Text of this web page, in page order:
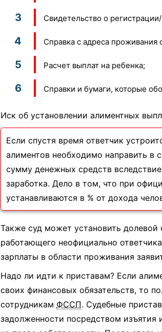
Свидетельство о
Справка с адреса проживания
Расчет выплат на ребенка;
Справки и бумаги, которые
Иск об установлении алиментных
Если спустя время ответчик
алиментов необходимо направить в
сумму денежных средств
заработка. Дело в том, что при
устанавливаются в % от дохода
Также суд может установить долевой
работающего неофициально
зарплаты в области проживания
Надо ли идти к приставам? Если
своих финансовых обязательств, то
сотрудникам ФССП. Судебные
задолженности посредством